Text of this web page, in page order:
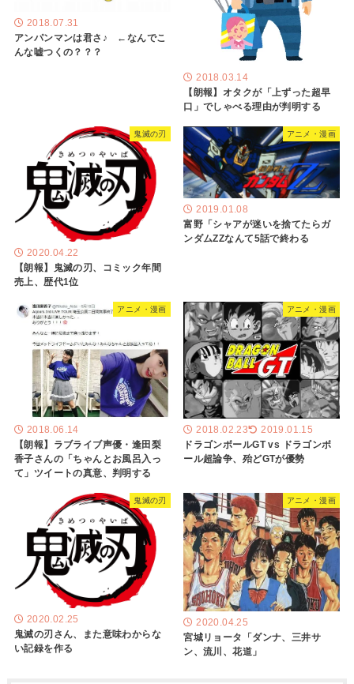
2018.07.31
アンパンマンは君さ♪ ←なんでこ
んな嘘つくの？？？
2018.03.14
【朗報】オタクが「上ずった超早
口」でしゃべる理由が判明する
鬼滅の刃
2020.04.22
【朗報】鬼滅の刃、コミック年間
売上、歴代1位
アニメ・漫画
2019.01.08
富野「シャアが迷いを捨てたらガ
ンダムZZなんて5話で終わる
アニメ・漫画
2018.06.14
【朗報】ラブライブ声優・逢田梨
香子さんの「ちゃんとお風呂入っ
て」ツイートの真意、判明する
アニメ・漫画
2018.02.23 2019.01.15
ドラゴンボールGT vs ドラゴンボ
ール超論争、殆どGTが優勢
鬼滅の刃
2020.02.25
鬼滅の刃さん、また意味わからな
い記録を作る
アニメ・漫画
2020.04.25
宮城リョータ「ダンナ、三井サ
ン、流川、花道」